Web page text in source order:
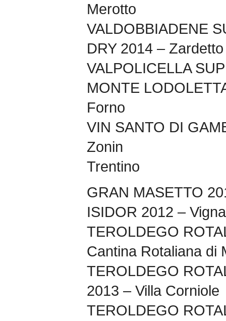
Merotto
VALDOBBIADENE
DRY 2014 –
VALPOLICELLA
MONTE
Forno
VIN SANTO DI
Zonin
Trentino
GRAN MASETTO
ISIDOR 2012 –
TEROLDEGO
Cantina Rotaliana di
TEROLDEGO
2013 – Villa Corniole
TEROLDEGO